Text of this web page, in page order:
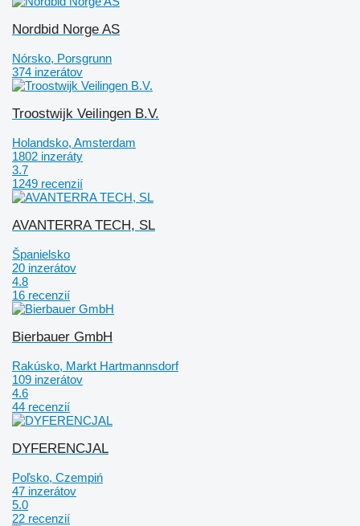
Nordbid Norge AS
Nórsko, Porsgrunn
374 inzerátov
Troostwijk Veilingen B.V.
Holandsko, Amsterdam
1802 inzeráty
3.7
1249 recenzií
AVANTERRA TECH, SL
Španielsko
20 inzerátov
4.8
16 recenzií
Bierbauer GmbH
Rakúsko, Markt Hartmannsdorf
109 inzerátov
4.6
44 recenzií
DYFERENCJAL
Poľsko, Czempiń
47 inzerátov
5.0
22 recenzií